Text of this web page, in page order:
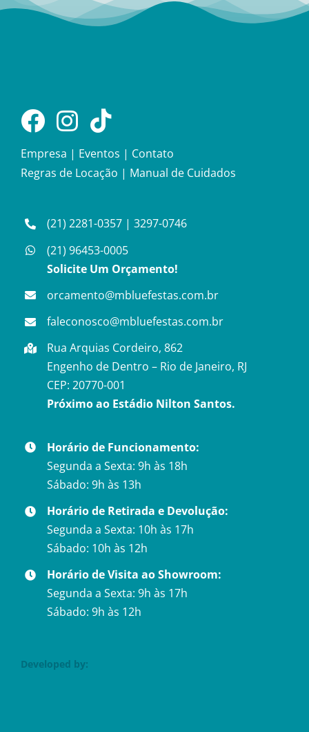
Empresa | Eventos | Contato
Regras de Locação | Manual de Cuidados
(21) 2281-0357 |3297-0746
(21) 96453-0005
Solicite Um Orçamento!
orcamento@mbluefestas.com.br
faleconosco@mbluefestas.com.br
Rua Arquias Cordeiro, 862
Engenho de Dentro – Rio de Janeiro, RJ
CEP: 20770-001
Próximo ao Estádio Nilton Santos.
Horário de Funcionamento:
Segunda a Sexta: 9h às 18h
Sábado: 9h às 13h
Horário de Retirada e Devolução:
Segunda a Sexta: 10h às 17h
Sábado: 10h às 12h
Horário de Visita ao Showroom:
Segunda a Sexta: 9h às 17h
Sábado: 9h às 12h
Developed by: